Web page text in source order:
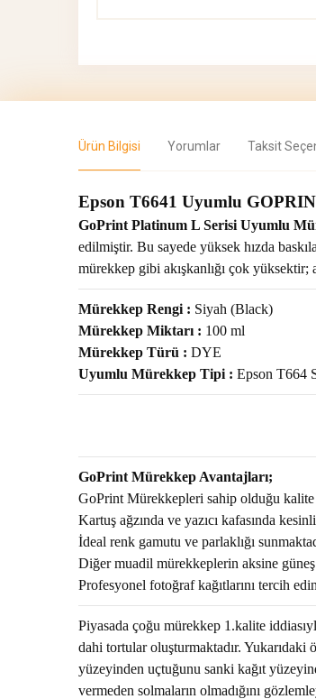
Ürün Bilgisi Yorumlar Taksit
Epson T6641 Uyumlu
GoPrint Platinum L Serisi Uyumlu
edilmiştir. Bu sayede yüksek hızda
mürekkep gibi akışkanlığı çok
Mürekkep Rengi : Siyah (Black)
Mürekkep Miktarı : 100 ml
Mürekkep Türü : DYE
Uyumlu Mürekkep Tipi : Epson T664
GoPrint Mürekkep Avantajları;
GoPrint Mürekkepleri sahip olduğu kalite
Kartuş ağzında ve yazıcı kafasında
İdeal renk gamutu ve parlaklığı
Diğer muadil mürekkeplerin aksine güneş
Profesyonel fotoğraf kağıtlarını tercih
Piyasada çoğu mürekkep 1.kalite
dahi tortular oluşturmaktadır.
yüzeyinden uçtuğunu sanki kağıt
vermeden solmaların olmadığını